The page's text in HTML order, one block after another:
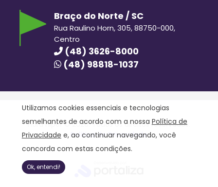
Braço do Norte / SC
Rua Raulino Horn, 305, 88750-000,
Centro
(48) 3626-8000
(48) 98818-1037
Hora Hiper © 2020. Todos os direitos reservados.
Política de Privacidade
Utilizamos cookies essenciais e tecnologias
semelhantes de acordo com a nossa Política de
Privacidade e, ao continuar navegando, você
concorda com estas condições.
Ok, entendi!